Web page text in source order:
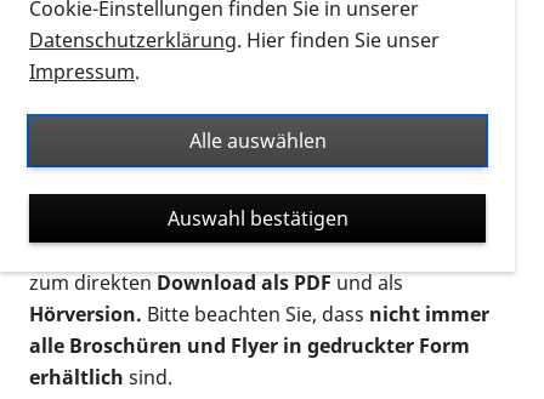
Auf dieser Seite finden Sie sämtliches Infomaterial
Ort. Nutzen Sie den Formatfilter, um ausschließlich
nach Flyern und Broschüren, Audios oder Videos zu
suchen. Die meisten Flyer und Broschüren werden in
verschiedenen Formaten angeboten: zur
postalischen Bestellung als gedruckte Variante
zum direktenDownload als PDFund als
Hörversion. Bitte beachten Sie, dass nicht immer
alle Broschüren und Flyer in gedruckter Form
erhältlich sind.
Cookie-Einstellungen finden Sie in unserer
Datenschutzerklärung. Hier finden Sie unser
Impressum.
Alle auswählen
Auswahl bestätigen